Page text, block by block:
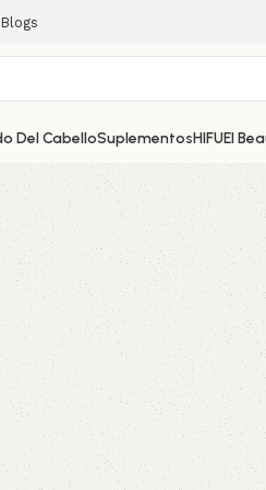
Blogs
Del CabelloSuplementosHIFUEl